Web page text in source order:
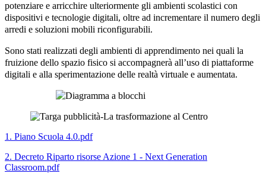
potenziare e arricchire ulteriormente gli ambienti scolastici con
dispositivi e tecnologie digitali, oltre ad incrementare il numero degli
arredi e soluzioni mobili riconfigurabili.
Sono stati realizzati degli ambienti di apprendimento nei quali la
fruizione dello spazio fisico si accompagnerà all’uso di piattaforme
digitali e alla sperimentazione delle realtà virtuale e aumentata.
1. Piano Scuola 4.0.pdf
2. Decreto Riparto risorse Azione 1 - Next Generation
Classroom.pdf